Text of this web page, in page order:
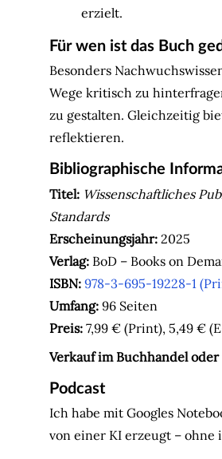
erzielt.
Für wen ist das Buch
Besonders
Wege kritisch zu
zu gestalten. Gleichzeitig
reflektieren.
Bibliographische
Titel: Wissenschaftliches
Standards
Erscheinungsjahr:2025
Verlag:BoD – Books on
ISBN: 978-3-695-19228-1
Umfang:96 Seiten
Preis:7,99 € (Print), 5,49 €
Verkauf im Buchhandel
Podcast
Ich habe mit Googles
von einer KI erzeugt –